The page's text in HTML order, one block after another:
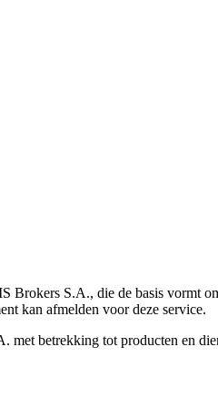
Brokers S.A., die de basis vormt
kan afmelden voor deze service.
betrekking tot producten en